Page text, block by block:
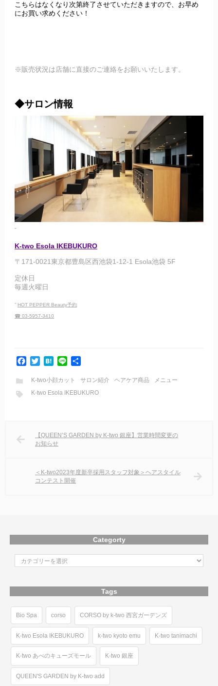
こちらはなくなり次第終了させていただきますので、お早め
にお買い求めください！
※販売状況は店舗に直接のご連絡をお願いいたします。
◆サロン情報
“
K-two Esola IKEBUKURO
〒171-0021東京都豊島区西池袋1-12-1 Esola池袋 5F
定休日
毎週火曜日
” HOT PEPPER Beauty予約
☎ 03-5957-3410
i
t
H
t
e
n
e
K-two小顔カット サロン紹介 ヘアケア商品
メニュー
K-two Esola IKEBUKURO
【QUEEN’S GARDEN by K-two 銀座】営業時間変更の
お知らせ
＜K-two2023年度新卒採用スタッフ対象＞ヘアスタイル
コンテスト開催
Categorty
Tags
Bio Spa corso CORSO by k-two 西宮ガーデンズ
K-two Esola IKEBUKURO k-two kyoto emu K-two tanimachi
K-two あべのキューズモール K-two 銀座
QUEEN'S GARDEN by K-two add